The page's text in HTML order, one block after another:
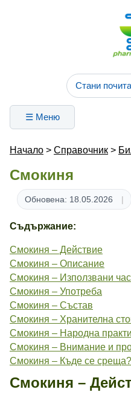
Стани
☰ Меню
Начало > Справочник >
Смокиня
Обновена: 18.05.2026
Съдържание:
Смокиня – Действие
Смокиня – Описание
Смокиня – Използвани
Смокиня – Употреба
Смокиня – Състав
Смокиня – Хранителна
Смокиня – Народна
Смокиня – Внимание и
Смокиня – Къде се среща?
Смокиня –